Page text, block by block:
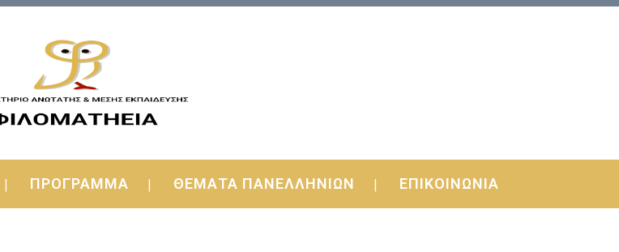
ΠΡΟΓΡΑΜΜΑ ΘΕΜΑΤΑ ΠΑΝΕΛΛΗΝΙΩΝ ΕΠΙΚΟΙΝΩΝΙΑ